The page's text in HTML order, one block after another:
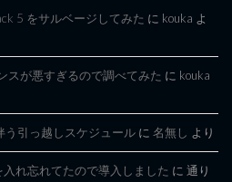
5 をサルベージしてみた に kouka よ
スが悪すぎるので調べてみた に kouka
う引っ越しスケジュール に 名無し より
れ忘れてたので導入しました に 通り